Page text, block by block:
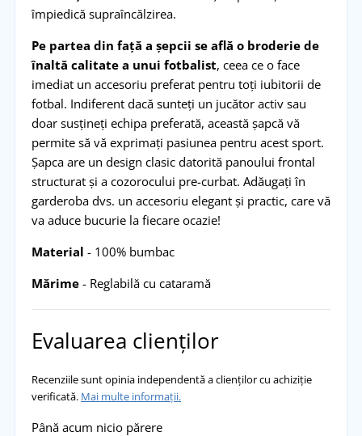
împiedică supraîncălzirea.
Pe partea din față a șepcii se află o broderie de
înaltă calitate a unui fotbalist, ceea ce o face
imediat un accesoriu preferat pentru toți iubitorii de
fotbal. Indiferent dacă sunteți un jucător activ sau
doar susțineți echipa preferată, această șapcă vă
permite să vă exprimați pasiunea pentru acest sport.
Șapca are un design clasic datorită panoului frontal
structurat și a cozorocului pre-curbat. Adăugați în
garderoba dvs. un accesoriu elegant și practic, care vă
va aduce bucurie la fiecare ocazie!
Material - 100% bumbac
Mărime- Reglabilă cu cataramă
Evaluarea clienților
Recenziile sunt opinia independentă a clienților cu achiziție
verificată. Mai multe informații.
Până acum nicio părere